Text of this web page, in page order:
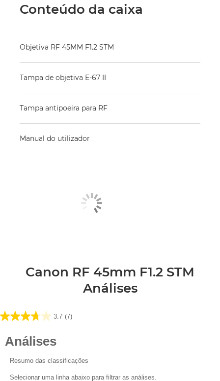
Conteúdo da caixa
Objetiva RF 45MM F1.2 STM
Tampa de objetiva E-67 II
Tampa antipoeira para RF
Manual do utilizador
Canon RF 45mm F1.2 STM
Análises
3.7 (7)
3.7